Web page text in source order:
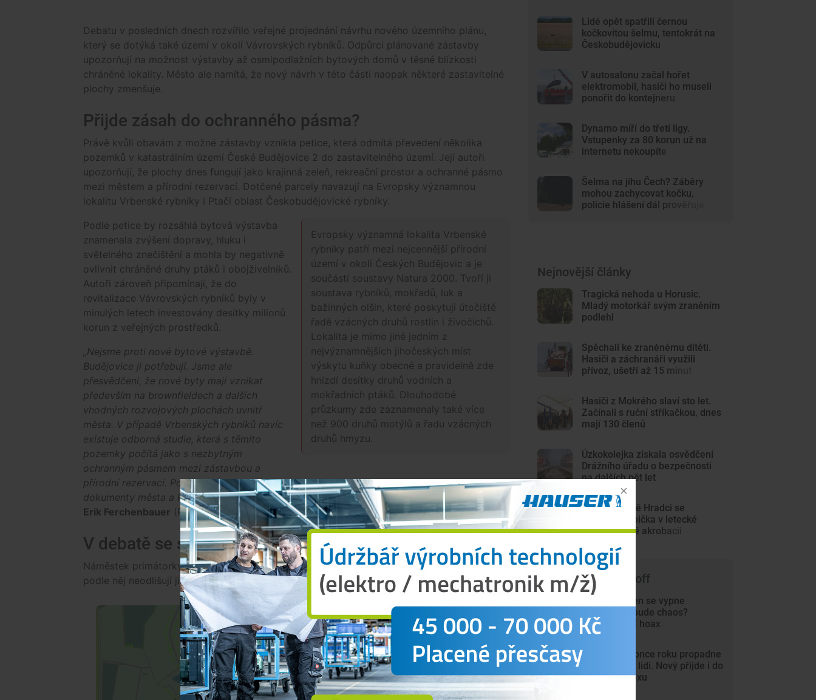
Debatu v posledních dnech rozvířilo veřejné projednání návrhu nového územního plánu,
který se dotýká také území v okolí Vávrovských rybníků. Odpůrci plánované zástavby
upozorňují na možnost výstavby až osmipodlažních bytových domů v těsné blízkosti
chráněné lokality. Město ale namítá, že nový návrh v této části naopak některé zastavitelné
plochy zmenšuje.
Přijde zásah do ochranného pásma?
Právě kvůli obavám z možné zástavby vznikla petice, která odmítá převedení několika
pozemků v katastrálním území České Budějovice 2 do zastavitelného území. Její autoři
upozorňují, že plochy dnes fungují jako krajinná zeleň, rekreační prostor a ochranné pásmo
mezi městem a přírodní rezervací. Dotčené parcely navazují na Evropsky významnou
lokalitu Vrbenské rybníky i Ptačí oblast Českobudějovické rybníky.
Evropsky významná lokalita Vrbenské
rybníky patří mezi nejcennější přírodní
území v okolí Českých Budějovic a je
součástí soustavy Natura 2000. Tvoří ji
soustava rybníků, mokřadů, luk a
bažinných olšin, které poskytují útočiště
řadě vzácných druhů rostlin i živočichů.
Lokalita je mimo jiné jedním z
nejvýznamnějších jihočeských míst
výskytu kuňky obecné a pravidelně zde
hnízdí desítky druhů vodních a
mokřadních ptáků. Dlouhodobé
průzkumy zde zaznamenaly také více
než 900 druhů motýlů a řadu vzácných
druhů hmyzu.
Podle petice by rozsáhlá bytová výstavba
znamenala zvýšení dopravy, hluku i
světelného znečištění a mohla by negativně
ovlivnit chráněné druhy ptáků i obojživelníků.
Autoři zároveň připomínají, že do
revitalizace Vávrovských rybníků byly v
minulých letech investovány desítky milionů
korun z veřejných prostředků.
„Nejsme proti nové bytové výstavbě.
Budějovice ji potřebují. Jsme ale
přesvědčeni, že nové byty mají vznikat
především na brownfieldech a dalších
vhodných rozvojových plochách uvnitř
města. V případě Vrbenských rybníků navíc
existuje odborná studie, která s těmito
pozemky počítá jako s nezbytným
ochranným pásmem mezi zástavbou a
přírodní rezervací. Pokud dnes dovolíme jeho zastavění, popřeme vlastní koncepční
dokumenty města a kraje i smysl investic, které byly do revitalizace území vloženy,“uvedl
Erik Ferchenbauer (Piráti), člen Komise pro životní prostředí rady města.
V debatě se směšují dvě různé věci
Náměstek primátorky pro územní plánováníLubomír Bureš(Naše Česko) upozorňuje, že se
podle něj neodlišují již schválené změny od nového návrhu územního plánu.
Lidé opět spatřili černou
kočkovitou šelmu, tentokrát na
Českobudějovicku
V autosalonu začal hořet
elektromobil, hasiči ho museli
ponořit do kontejneru
Dynamo míří do třetí ligy.
Vstupenky za 80 korun už na
internetu nekoupíte
Šelma na jihu Čech? Záběry
mohou zachycovat kočku,
policie hlášení dál prověřuje
Nejnovější články
Tragická nehoda u Horusic.
Mladý motorkář svým zraněním
podlehl
Spěchali ke zraněnému dítěti.
Hasiči a záchranáři využili
přívoz, ušetří až 15 minut
Hasiči z Mokrého slaví sto let.
Začínali s ruční stříkačkou, dnes
mají 130 členů
Úzkokolejka získala osvědčení
Drážního úřadu o bezpečnosti
na dalších pět let
V Jindřichově Hradci se
předvedla špička v letecké
bezmotorové akrobacii
O čem píše Trade-off
Už příští týden se vypne
gravitace a bude chaos?
Internet děsí hoax
Řidičák do konce roku propadne
čtvrt milionu lidí. Nový přijde i do
výdejního boxu